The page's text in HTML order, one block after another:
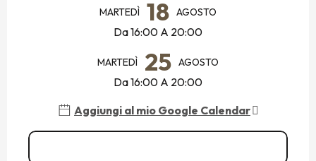
MARTEDÌ 18 AGOSTO
Da 16:00 A 20:00
MARTEDÌ 25 AGOSTO
Da 16:00 A 20:00
Aggiungi al mio Google Calendar